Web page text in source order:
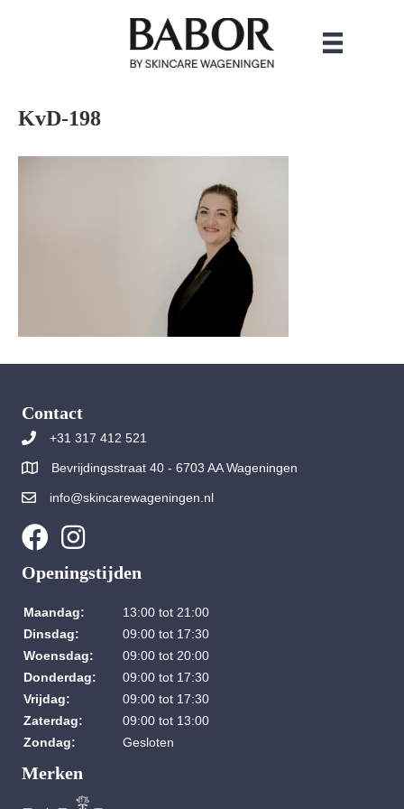
KvD-198
Contact
+31 317 412 521
Bevrijdingsstraat 40 - 6703 AA Wageningen
info@skincarewageningen.nl
Openingstijden
Maandag:
13:00 tot 21:00
Dinsdag:
09:00 tot 17:30
Woensdag:
09:00 tot 20:00
Donderdag:
09:00 tot 17:30
Vrijdag:
09:00 tot 17:30
Zaterdag:
09:00 tot 13:00
Zondag:
Gesloten
Merken